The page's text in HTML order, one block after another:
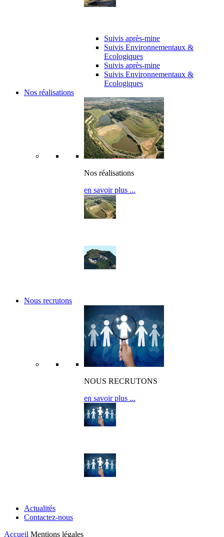
Suivis après-mine
Suivis Environnementaux &
Ecologiques
Suivis après-mine
Suivis Environnementaux &
Ecologiques
Nos réalisations
Nos réalisations
en savoir plus ...
Nous recrutons
NOUS RECRUTONS
en savoir plus ...
Actualités
Contactez-nous
Accueil Mentions légales